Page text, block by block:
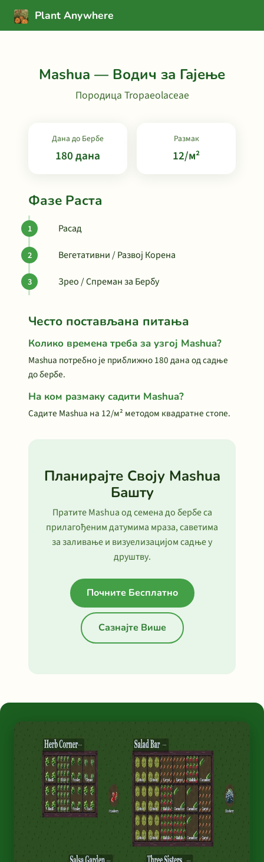
Plant Anywhere
Mashua — Водич за Гајење
Породица Tropaeolaceae
Дана до Бербе
180 дана
Размак
12/м²
Фазе Раста
Расад
Вегетативни / Развој Корена
Зрео / Спреман за Бербу
Често постављана питања
Колико времена треба за узгој Mashua?
Mashua потребно је приближно 180 дана од садње
до бербе.
На ком размаку садити Mashua?
Садите Mashua на 12/м² методом квадратне стопе.
Планирајте Своју Mashua
Башту
Пратите Mashua од семена до бербе са
прилагођеним датумима мраза, саветима
за заливање и визуелизацијом садње у
друштву.
Почните Бесплатно
Сазнајте Више